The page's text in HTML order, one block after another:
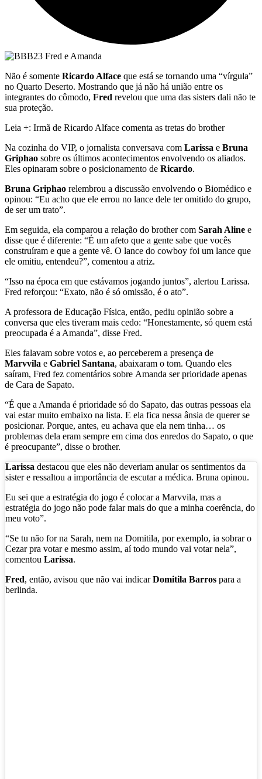
Não é somente Ricardo Alface que está se tornando uma “vírgula”
no Quarto Deserto. Mostrando que já não há união entre os
integrantes do cômodo, Fred revelou que uma das sisters dali não te
sua proteção.
Leia +: Irmã de Ricardo Alface comenta as tretas do brother
Na cozinha do VIP, o jornalista conversava com Larissa e Bruna
Griphao sobre os últimos acontecimentos envolvendo os aliados.
Eles opinaram sobre o posicionamento de Ricardo.
Bruna Griphao relembrou a discussão envolvendo o Biomédico e
opinou: “Eu acho que ele errou no lance dele ter omitido do grupo,
de ser um trato”.
Em seguida, ela comparou a relação do brother com Sarah Aline e
disse que é diferente: “É um afeto que a gente sabe que vocês
construíram e que a gente vê. O lance do cowboy foi um lance que
ele omitiu, entendeu?”, comentou a atriz.
“Isso na época em que estávamos jogando juntos”, alertou Larissa.
Fred reforçou: “Exato, não é só omissão, é o ato”.
A professora de Educação Física, então, pediu opinião sobre a
conversa que eles tiveram mais cedo: “Honestamente, só quem está
preocupada é a Amanda”, disse Fred.
Eles falavam sobre votos e, ao perceberem a presença de
Marvvila e Gabriel Santana, abaixaram o tom. Quando eles
saíram, Fred fez comentários sobre Amanda ser prioridade apenas
de Cara de Sapato.
“É que a Amanda é prioridade só do Sapato, das outras pessoas ela
vai estar muito embaixo na lista. E ela fica nessa ânsia de querer se
posicionar. Porque, antes, eu achava que ela nem tinha… os
problemas dela eram sempre em cima dos enredos do Sapato, o que
é preocupante”, disse o brother.
Larissa destacou que eles não deveriam anular os sentimentos da
sister e ressaltou a importância de escutar a médica. Bruna opinou.
Eu sei que a estratégia do jogo é colocar a Marvvila, mas a
estratégia do jogo não pode falar mais do que a minha coerência, do
meu voto”.
“Se tu não for na Sarah, nem na Domitila, por exemplo, ia sobrar o
Cezar pra votar e mesmo assim, aí todo mundo vai votar nela”,
comentou Larissa.
Fred, então, avisou que não vai indicarDomitila Barros para a
berlinda.